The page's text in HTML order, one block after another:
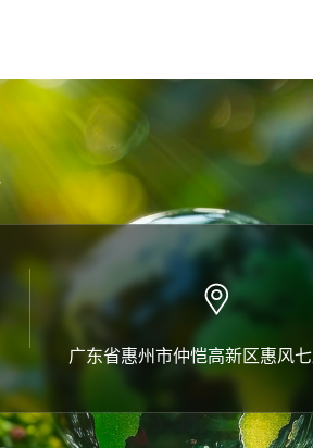
广东省惠州市仲恺高新区惠风